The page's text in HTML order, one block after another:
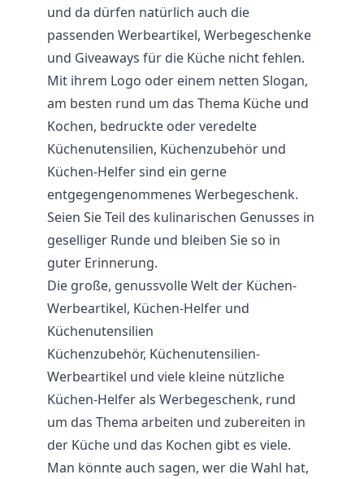
und da dürfen natürlich auch die
passenden Werbeartikel, Werbegeschenke
und Giveaways für die Küche nicht fehlen.
Mit ihrem Logo oder einem netten Slogan,
am besten rund um das Thema Küche und
Kochen, bedruckte oder veredelte
Küchenutensilien, Küchenzubehör und
Küchen-Helfer sind ein gerne
entgegengenommenes Werbegeschenk.
Seien Sie Teil des kulinarischen Genusses in
geselliger Runde und bleiben Sie so in
guter Erinnerung.
Die große, genussvolle Welt der Küchen-
Werbeartikel, Küchen-Helfer und
Küchenutensilien
Küchenzubehör, Küchenutensilien-
Werbeartikel und viele kleine nützliche
Küchen-Helfer als Werbegeschenk, rund
um das Thema arbeiten und zubereiten in
der Küche und das Kochen gibt es viele.
Man könnte auch sagen, wer die Wahl hat,